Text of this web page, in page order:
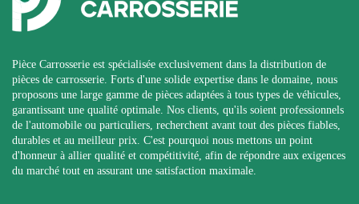
Pièce Carrosserie est spécialisée exclusivement dans la distribution de
pièces de carrosserie. Forts d'une solide expertise dans le domaine, nous
proposons une large gamme de pièces adaptées à tous types de véhicules,
garantissant une qualité optimale. Nos clients, qu'ils soient professionnels
de l'automobile ou particuliers, recherchent avant tout des pièces fiables,
durables et au meilleur prix. C'est pourquoi nous mettons un point
d'honneur à allier qualité et compétitivité, afin de répondre aux exigences
du marché tout en assurant une satisfaction maximale.